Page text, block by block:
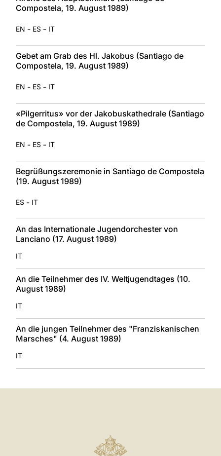
Compostela, 19. August 1989)
EN - ES - IT
Gebet am Grab des Hl. Jakobus (Santiago de
Compostela, 19. August 1989)
EN - ES - IT
«Pilgerritus» vor der Jakobuskathedrale (Santiago
de Compostela, 19. August 1989)
EN - ES - IT
Begrüßungszeremonie in Santiago de Compostela
(19. August 1989)
ES - IT
An das Internationale Jugendorchester von
Lanciano (17. August 1989)
IT
An die Teilnehmer des IV. Weltjugendtages (10.
August 1989)
IT
An die jungen Teilnehmer des "Franziskanischen
Marsches" (4. August 1989)
IT